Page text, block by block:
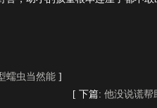
蠕虫当然能 ]
[ 下篇: 他没说谎帮